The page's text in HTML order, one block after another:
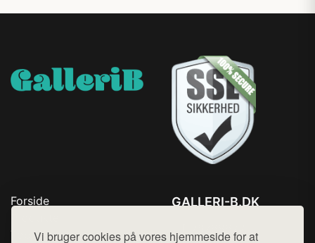
Vi bruger cookies på vores hjemmeside for at
Forside
Top Rabatter
GALLERI-B.DK